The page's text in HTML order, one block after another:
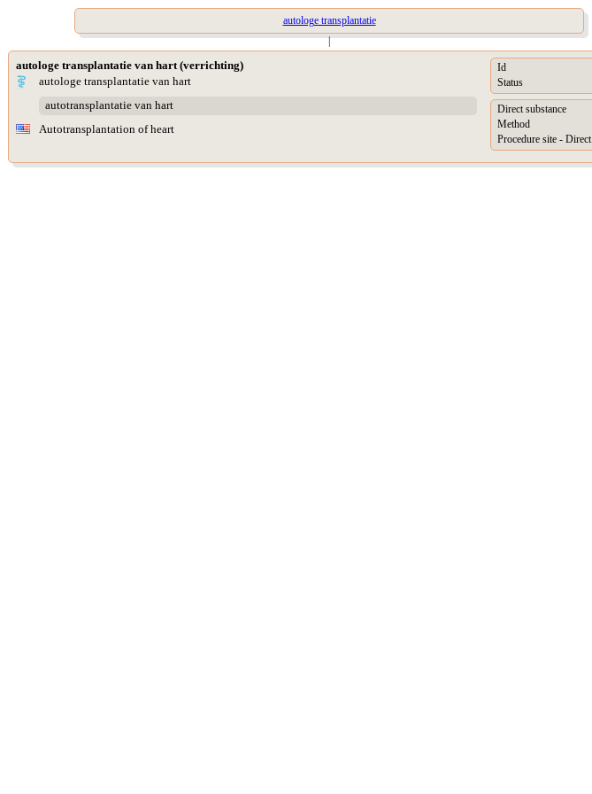
autologe transplantatie
|
autologe transplantatie van hart (verrichting)
autologe transplantatie van hart
autotransplantatie van hart
Autotransplantation of heart
Id
Status
Direct substance
Method
Procedure site - Direct